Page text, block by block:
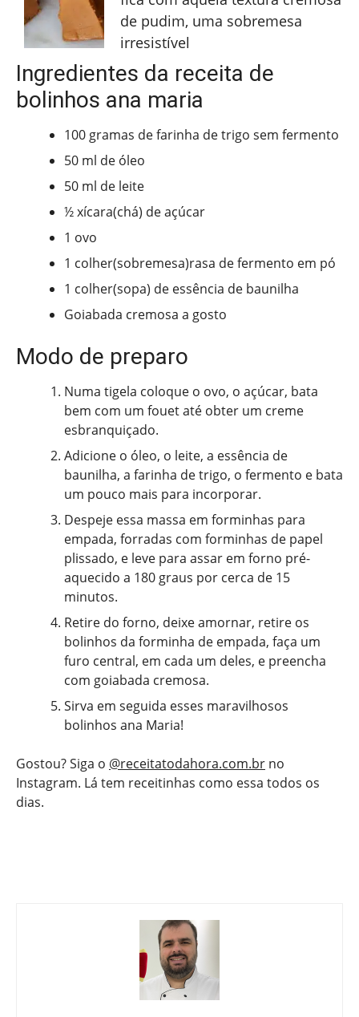
de pudim, uma sobremesa
irresistível
Ingredientes da receita de
bolinhos ana maria
100 gramas de farinha de trigo sem fermento
50 ml de óleo
50 ml de leite
½ xícara(chá) de açúcar
1 ovo
1 colher(sobremesa)rasa de fermento em pó
1 colher(sopa) de essência de baunilha
Goiabada cremosa a gosto
Modo de preparo
Numa tigela coloque o ovo, o açúcar, bata
bem com um fouet até obter um creme
esbranquiçado.
Adicione o óleo, o leite, a essência de
baunilha, a farinha de trigo, o fermento e bata
um pouco mais para incorporar.
Despeje essa massa em forminhas para
empada, forradas com forminhas de papel
plissado, e leve para assar em forno pré-
aquecido a 180 graus por cerca de 15
minutos.
Retire do forno, deixe amornar, retire os
bolinhos da forminha de empada, faça um
furo central, em cada um deles, e preencha
com goiabada cremosa.
Sirva em seguida esses maravilhosos
bolinhos ana Maria!
Gostou? Siga o @receitatodahora.com.br no
Instagram. Lá tem receitinhas como essa todos os
dias.